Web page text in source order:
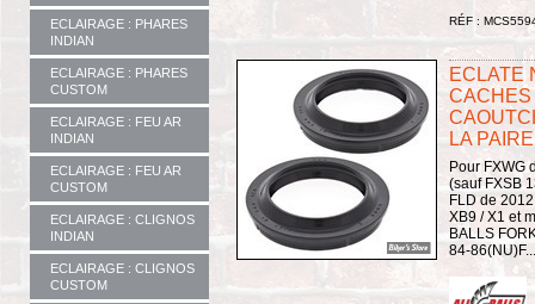
ECLAIRAGE : PHARES
INDIAN
ECLAIRAGE : PHARES
CUSTOM
ECLAIRAGE : FEU AR
INDIAN
ECLAIRAGE : FEU AR
CUSTOM
ECLAIRAGE : CLIGNOS
INDIAN
ECLAIRAGE : CLIGNOS
CUSTOM
RÉF :
ECLATE
LA PAIRE
Pour FXWG
(sauf FXSB
FLD de
XB9 / X1 et
BALLS
84-86(NU)F...